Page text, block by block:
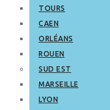
TOURS
CAEN
ORLÉANS
ROUEN
SUD EST
MARSEILLE
LYON